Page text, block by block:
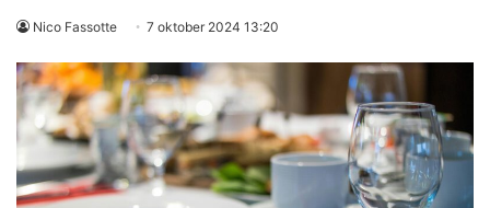
Nico Fassotte 7 oktober 2024 13:20